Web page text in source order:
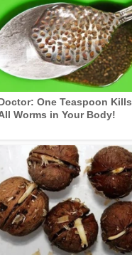
One Teaspoon Kills
Worms in Your Body!